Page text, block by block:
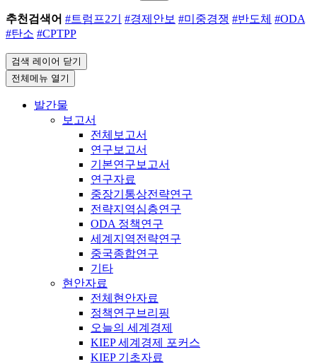
추천검색어 #트럼프2기 #경제안보 #미중경쟁 #반도체 #ODA
#탄소 #CPTPP
검색 레이어 닫기
전체메뉴 열기
발간물
보고서
전체보고서
연구보고서
기본연구보고서
연구자료
중장기통상전략연구
전략지역심층연구
ODA 정책연구
세계지역전략연구
중국종합연구
기타
현안자료
전체현안자료
정책연구브리핑
오늘의 세계경제
KIEP 세계경제 포커스
KIEP 기초자료